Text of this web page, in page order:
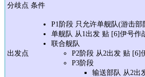
分歧点 条件
出发点
P1阶段 只允许单舰队(游击部
单舰队 从1出发 贴 [6]伊号作
联合舰队
P2阶段 从2出发 贴 [6]
P3阶段
输送部队 从2出